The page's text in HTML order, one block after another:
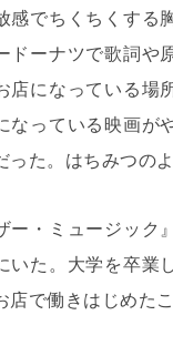
感でちくちくする
ドーナツで歌詞や
店になっている場
なっている映画が
った。はちみつの
ー・ミュージッ
いた。大学を卒業
店で働きはじめた